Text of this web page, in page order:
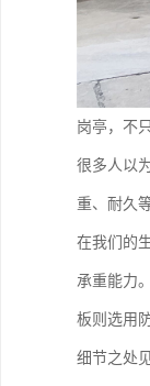
岗亭，不
很多人以
重、耐久
在我们的
承重能力
板则选用
细节之处